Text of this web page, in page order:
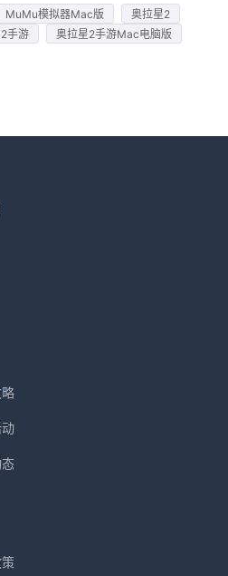
MuMu模拟器Mac版
奥拉星2
手游
奥拉星2手游Mac电脑版